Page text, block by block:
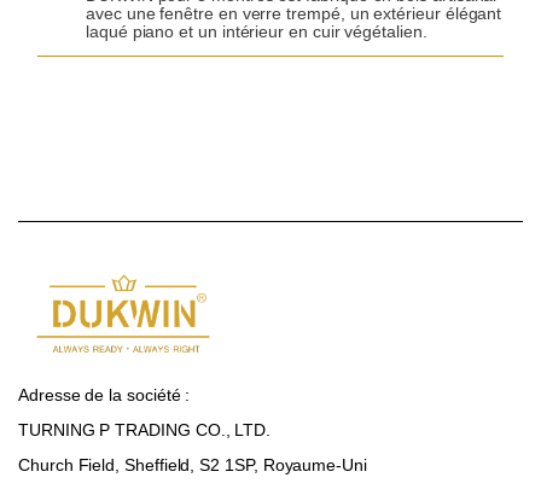
avec une fenêtre en verre trempé, un extérieur élégant
laqué piano et un intérieur en cuir végétalien.
Adresse de la société :
TURNING P TRADING CO., LTD.
Church Field, Sheffield, S2 1SP, Royaume-Uni